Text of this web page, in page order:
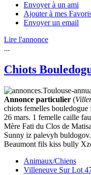
Envoyer à un ami
Ajouter à mes
Envoyer un email
Lire l'annonce
...
Chiots
Annonce particulier (
chiots femelles
26 mars. 1 femelle caille
Mère Fati du Clos de
Sunny iz palevyh
Beaumont fils kiss bully
Animaux/Chiens
Villeneuve Sur Lot